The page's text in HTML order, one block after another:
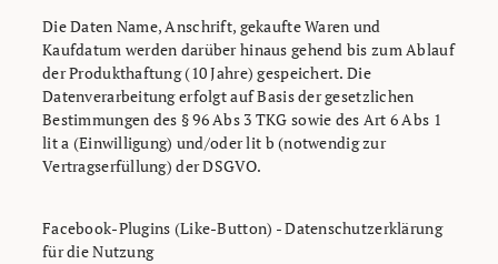
Die Daten Name, Anschrift, gekaufte Waren und
Kaufdatum werden darüber hinaus gehend bis zum Ablauf
der Produkthaftung (10 Jahre) gespeichert. Die
Datenverarbeitung erfolgt auf Basis der gesetzlichen
Bestimmungen des § 96 Abs 3 TKG sowie des Art 6 Abs 1
lit a (Einwilligung) und/oder lit b (notwendig zur
Vertragserfüllung) der DSGVO.
Facebook-Plugins (Like-Button) - Datenschutzerklärung
für die Nutzung